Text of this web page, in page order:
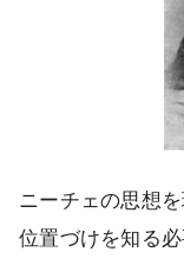
ニーチェの思想
位置づけを知る必